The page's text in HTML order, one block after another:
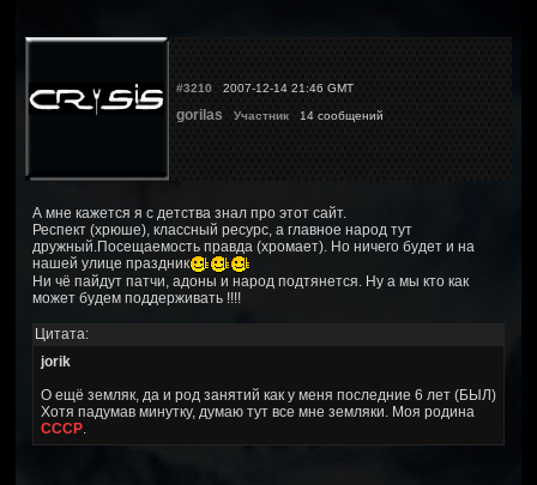
#3210 2007-12-14 21:46 GMT
gorilas Участник 14 сообщений
А мне кажется я с детства знал про этот сайт.
Респект (хрюше), классный ресурс, а главное народ тут
дружный.Посещаемость правда (хромает). Но ничего будет и на
нашей улице праздник
Ни чё пайдут патчи, адоны и народ подтянется. Ну а мы кто как
может будем поддерживать !!!!
Цитата:
jorik
О ещё земляк, да и род занятий как у меня последние 6 лет (БЫЛ)
Хотя падумав минутку, думаю тут все мне земляки. Моя родина
СССР.